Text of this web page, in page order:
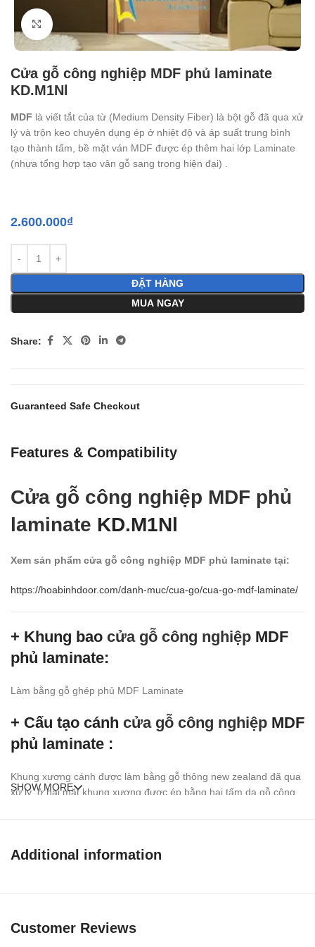
Click to enlarge
Cửa gỗ công nghiệp MDF phủ laminate
KD.M1Nl
MDF là viết tắt của từ (Medium Density Fiber) là bột gỗ đã qua xử
lý và trộn keo chuyên dụng ép ở nhiệt độ và áp suất trung bình
tạo thành tấm, bề mặt ván MDF được ép thêm hai lớp Laminate
(nhựa tổng hợp tạo vân gỗ sang trọng hiện đại) .
2.600.000₫
ĐẶT HÀNG
MUA NGAY
Share:
Guaranteed Safe Checkout
Features & Compatibility
Cửa gỗ công nghiệp MDF phủ
laminate KD.M1Nl
Xem sản phẩm cửa gỗ công nghiệp MDF phủ laminate tại:
https://hoabinhdoor.com/danh-muc/cua-go/cua-go-mdf-laminate/
+ Khung bao cửa gỗ công nghiệp MDF
phủ laminate:
Làm bằng gỗ ghép phủ MDF Laminate
+ Cấu tạo cánh cửa gỗ công nghiệp MDF
phủ laminate :
Khung xương cánh được làm bằng gỗ thông new zealand đã qua
xử lý, ở hai mặt khung xương được ép bằng hai tấm da gỗ công
lý và trộn keo chuyên dụng ép ở nhiệt độ và áp suất trung bình
SHOW MORE
Additional information
Customer Reviews